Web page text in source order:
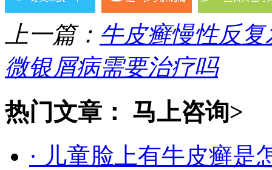
上一篇： 牛皮癣慢性反
微银屑病需要治疗吗
热门文章： 马上咨询>
· 儿童脸上有牛皮癣是